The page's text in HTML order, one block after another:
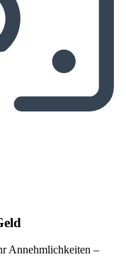
Annehmlichkeiten –